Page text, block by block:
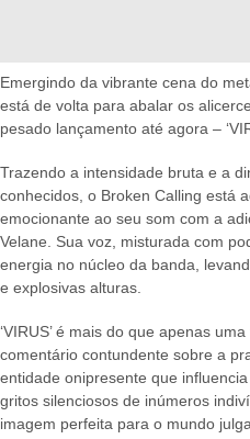
Emergindo da vibrante cena do
está de volta para abalar os
pesado lançamento até agora –
Trazendo a intensidade bruta e a
conhecidos, o Broken Calling está
emocionante ao seu som com a
Velane. Sua voz, misturada com
energia no núcleo da banda,
e explosivas alturas.
‘VIRUS’ é mais do que apenas
comentário contundente sobre a
entidade onipresente que
gritos silenciosos de inúmeros
imagem perfeita para o mundo